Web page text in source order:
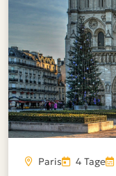
Paris 4 Tage